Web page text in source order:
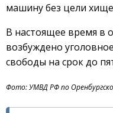
машину без цели
В настоящее время в
возбуждено
свободы на срок до
Фото: УМВД РФ по